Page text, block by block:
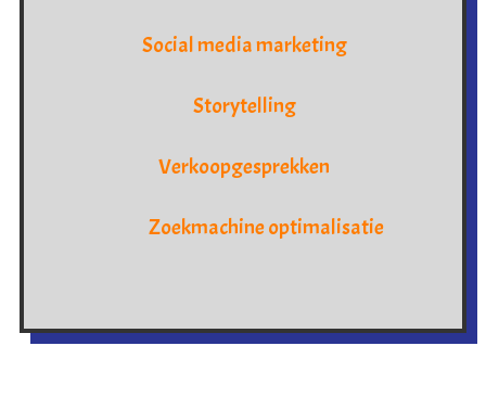
Social media marketing
Storytelling
Verkoopgesprekken
Zoekmachine optimalisatie